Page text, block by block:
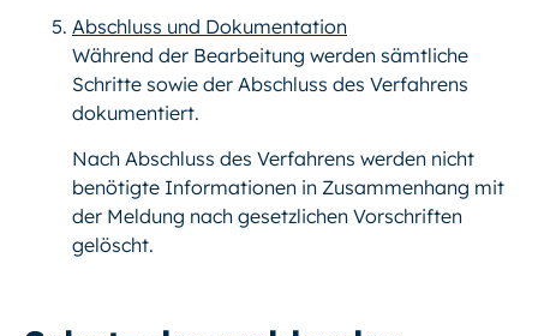
Abschluss und Dokumentation
Während der Bearbeitung werden sämtliche
Schritte sowie der Abschluss des Verfahrens
dokumentiert.
Nach Abschluss des Verfahrens werden nicht
benötigte Informationen in Zusammenhang mit
der Meldung nach gesetzlichen Vorschriften
gelöscht.